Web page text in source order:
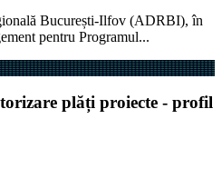
București-Ilfov (ADRBI), în
pentru Programul...
plăți proiecte - profil